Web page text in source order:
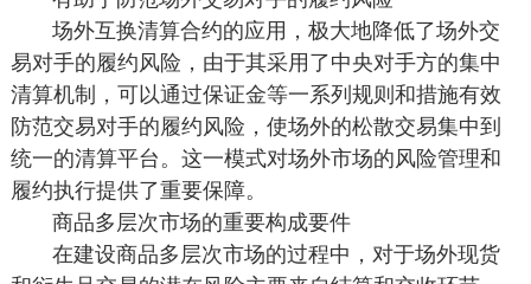
场外互换清算合约的应用，极大地降低了场外交
易对手的履约风险，由于其采用了中央对手方的集中
清算机制，可以通过保证金等一系列规则和措施有效
防范交易对手的履约风险，使场外的松散交易集中到
统一的清算平台。这一模式对场外市场的风险管理和
履约执行提供了重要保障。
商品多层次市场的重要构成要件
在建设商品多层次市场的过程中，对于场外现货